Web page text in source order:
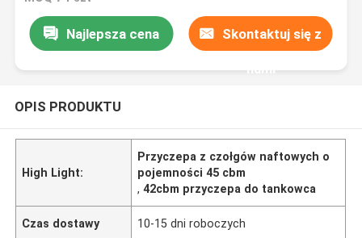
Najlepsza cena Skontaktuj się z
nami
OPIS PRODUKTU
High Light:
Przyczepa z czołgów naftowych o
pojemności 45 cbm
,42cbm przyczepa do tankowca
Czas dostawy 10-15 dni roboczych